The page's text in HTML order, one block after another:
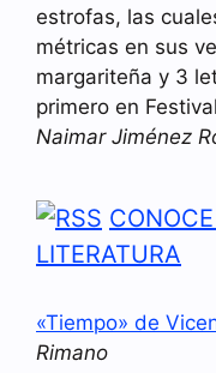
estrofas, las
métricas en sus
margariteña y 3
primero en
Naimar Jiménez
LITERATURA
«Tiempo» de
Rimano